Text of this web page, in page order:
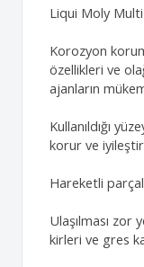
Liqui Moly
Korozyon
özellikleri ve
ajanların
Kullanıldığı
korur ve
Hareketli
Ulaşılması zor
kirleri ve gres